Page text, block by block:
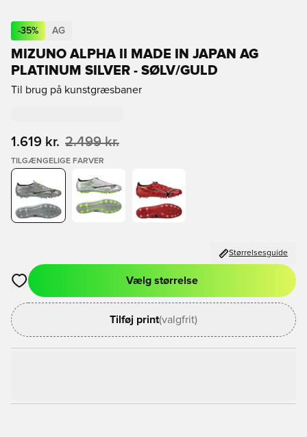
-35% AG
MIZUNO ALPHA II MADE IN JAPAN AG
PLATINUM SILVER - SØLV/GULD
Til brug på kunstgræsbaner
1.619 kr. 2.499 kr.
TILGÆNGELIGE FARVER
Størrelsesguide
Åbner en Modal til at logge ind eller tilmelde dig som medlem
Vælg størrelse
Tilføj print(valgfrit)